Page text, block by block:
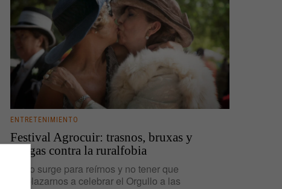
ENTRETENIMIENTO
Festival Agrocuir: trasnos, bruxas y
meigas contra la ruralfobia
«Esto surge para reírnos y no tener que
desplazarnos a celebrar el Orgullo a las